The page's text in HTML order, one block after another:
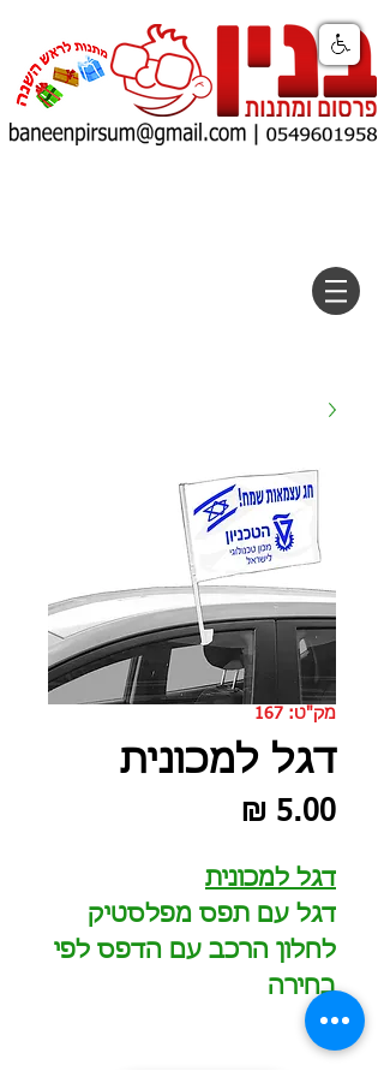
מק"ט: 167
דגל למכונית
דגל למכונית
דגל עם תפס מפלסטיק
לחלון הרכב עם הדפס לפי
בחירה